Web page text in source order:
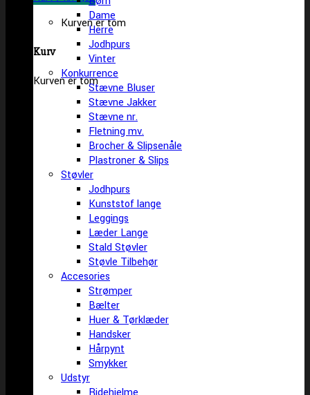
Kurven er tom
Kurv
Kurven er tom
Dame
Herre
Jodhpurs
Vinter
Konkurrence
Stævne Bluser
Stævne Jakker
Stævne nr.
Fletning mv.
Brocher & Slipsenåle
Plastroner & Slips
Støvler
Jodhpurs
Kunststof lange
Leggings
Læder Lange
Stald Støvler
Støvle Tilbehør
Accesories
Strømper
Bælter
Huer & Tørklæder
Handsker
Hårpynt
Smykker
Udstyr